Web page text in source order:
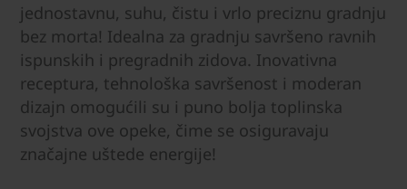
jednostavnu, suhu, čistu i vrlo preciznu gradnju
bez morta! Idealna za gradnju savršeno ravnih
ispunskih i pregradnih zidova. Inovativna
receptura, tehnološka savršenost i moderan
dizajn omogućili su i puno bolja toplinska
svojstva ove opeke, čime se osiguravaju
značajne uštede energije!